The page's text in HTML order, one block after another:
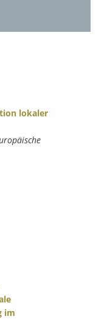
lokaler
im